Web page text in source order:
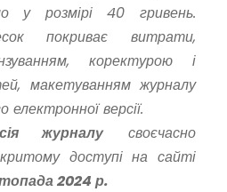
у розмірі 40 гривень.
покриває витрати,
коректурою і
макетуванням журналу
версії.
журналусвоєчасно
доступі на сайті
2024 р.